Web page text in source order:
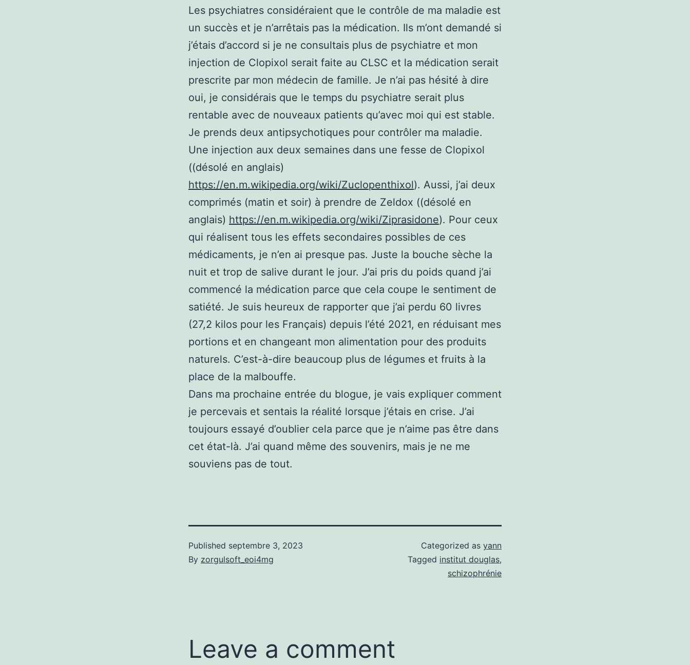
Les psychiatres considéraient que le contrôle de ma maladie est
un succès et je n’arrêtais pas la médication. Ils m’ont demandé si
j’étais d’accord si je ne consultais plus de psychiatre et mon
injection de Clopixol serait faite au CLSC et la médication serait
prescrite par mon médecin de famille. Je n’ai pas hésité à dire
oui, je considérais que le temps du psychiatre serait plus
rentable avec de nouveaux patients qu’avec moi qui est stable.
Je prends deux antipsychotiques pour contrôler ma maladie.
Une injection aux deux semaines dans une fesse de Clopixol
((désolé en anglais)
https://en.m.wikipedia.org/wiki/Zuclopenthixol). Aussi, j’ai deux
comprimés (matin et soir) à prendre de Zeldox ((désolé en
anglais) https://en.m.wikipedia.org/wiki/Ziprasidone). Pour ceux
qui réalisent tous les effets secondaires possibles de ces
médicaments, je n’en ai presque pas. Juste la bouche sèche la
nuit et trop de salive durant le jour. J’ai pris du poids quand j’ai
commencé la médication parce que cela coupe le sentiment de
satiété. Je suis heureux de rapporter que j’ai perdu 60 livres
(27,2 kilos pour les Français) depuis l’été 2021, en réduisant mes
portions et en changeant mon alimentation pour des produits
naturels. C’est-à-dire beaucoup plus de légumes et fruits à la
place de la malbouffe.
Dans ma prochaine entrée du blogue, je vais expliquer comment
je percevais et sentais la réalité lorsque j’étais en crise. J’ai
toujours essayé d’oublier cela parce que je n’aime pas être dans
cet état-là. J’ai quand même des souvenirs, mais je ne me
souviens pas de tout.
Published septembre 3, 2023
By zorgulsoft_eoi4mg
Categorized as yann
Tagged institut douglas,
schizophrénie
Leave a comment